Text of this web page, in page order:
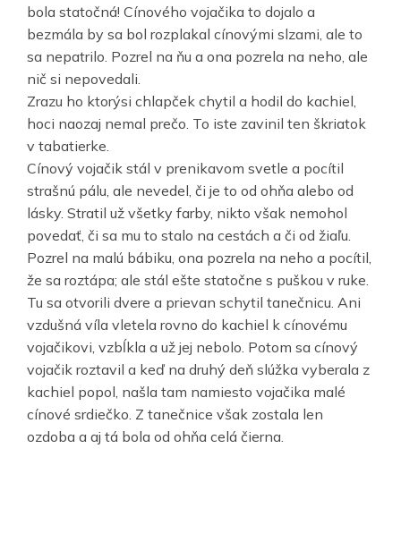
bola statočná! Cínového vojačika to dojalo a
bezmála by sa bol rozplakal cínovými slzami, ale to
sa nepatrilo. Pozrel na ňu a ona pozrela na neho, ale
nič si nepovedali.
Zrazu ho ktorýsi chlapček chytil a hodil do kachiel,
hoci naozaj nemal prečo. To iste zavinil ten škriatok
v tabatierke.
Cínový vojačik stál v prenikavom svetle a pocítil
strašnú pálu, ale nevedel, či je to od ohňa alebo od
lásky. Stratil už všetky farby, nikto však nemohol
povedať, či sa mu to stalo na cestách a či od žiaľu.
Pozrel na malú bábiku, ona pozrela na neho a pocítil,
že sa roztápa; ale stál ešte statočne s puškou v ruke.
Tu sa otvorili dvere a prievan schytil tanečnicu. Ani
vzdušná víla vletela rovno do kachiel k cínovému
vojačikovi, vzbĺkla a už jej nebolo. Potom sa cínový
vojačik roztavil a keď na druhý deň slúžka vyberala z
kachiel popol, našla tam namiesto vojačika malé
cínové srdiečko. Z tanečnice však zostala len
ozdoba a aj tá bola od ohňa celá čierna.